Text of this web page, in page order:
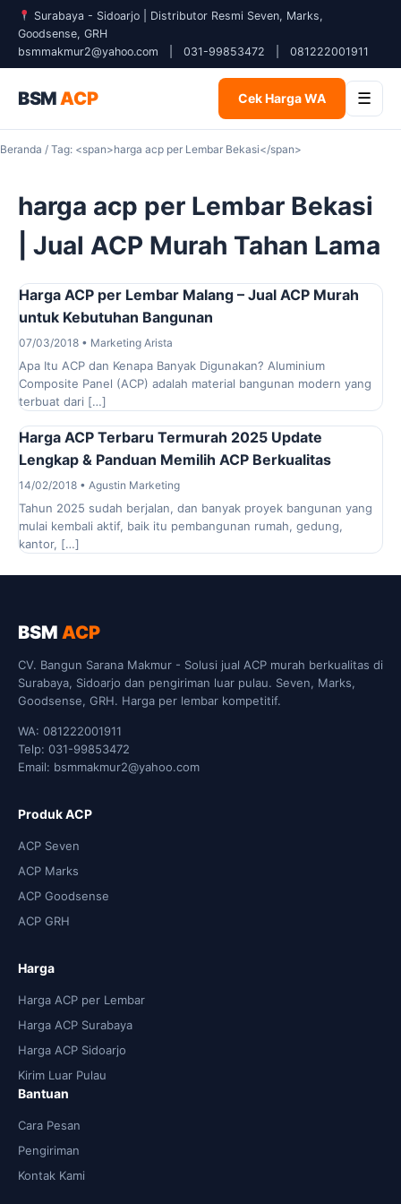
Surabaya - Sidoarjo | Distributor Resmi Seven, Marks,
Goodsense, GRH
bsmmakmur2@yahoo.com
031-99853472 081222001911
BSMACP Cek Harga WA ☰
Beranda / Tag: <span>harga acp per Lembar Bekasi</span>
harga acp per Lembar Bekasi
| Jual ACP Murah Tahan Lama
Harga ACP per Lembar Malang – Jual ACP Murah
untuk Kebutuhan Bangunan
07/03/2018 • Marketing Arista
Apa Itu ACP dan Kenapa Banyak Digunakan? Aluminium
Composite Panel (ACP) adalah material bangunan modern yang
terbuat dari […]
Harga ACP Terbaru Termurah 2025 Update
Lengkap & Panduan Memilih ACP Berkualitas
14/02/2018 • Agustin Marketing
Tahun 2025 sudah berjalan, dan banyak proyek bangunan yang
mulai kembali aktif, baik itu pembangunan rumah, gedung,
kantor, […]
BSM ACP
CV. Bangun Sarana Makmur - Solusi jual ACP murah berkualitas di
Surabaya, Sidoarjo dan pengiriman luar pulau. Seven, Marks,
Goodsense, GRH. Harga per lembar kompetitif.
WA: 081222001911
Telp: 031-99853472
Email: bsmmakmur2@yahoo.com
Produk ACP
ACP Seven
ACP Marks
ACP Goodsense
ACP GRH
Harga
Harga ACP per Lembar
Harga ACP Surabaya
Harga ACP Sidoarjo
Kirim Luar Pulau
Bantuan
Cara Pesan
Pengiriman
Kontak Kami